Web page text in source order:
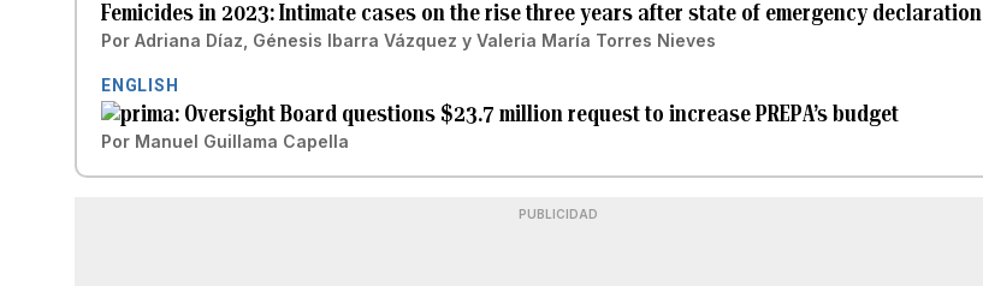
Femicides in 2023: Intimate cases on the rise three years after state of emergency declaration
Por Adriana Díaz, Génesis Ibarra Vázquez yValeria María Torres Nieves
ENGLISH
Oversight Board questions $23.7 million request to increase PREPA’s budget
Por Manuel Guillama Capella
PUBLICIDAD